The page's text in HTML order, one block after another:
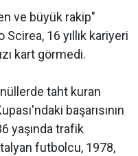
ve büyük rakip"
16 yıllık kariyeri
kart görmedi.
taht kuran
başarısının
yaşında trafik
futbolcu, 1978,